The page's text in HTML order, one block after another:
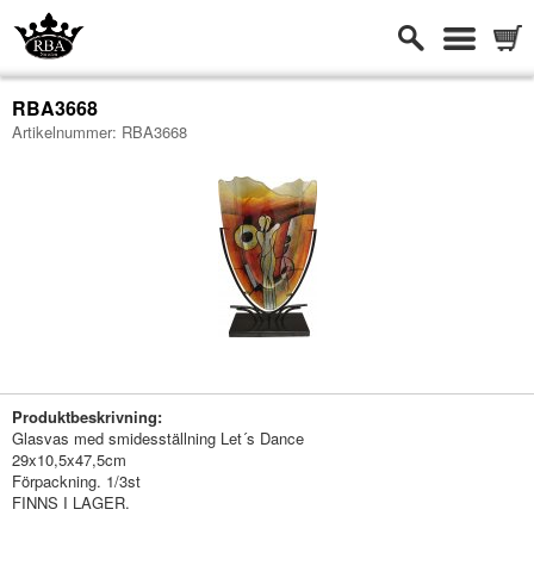
RBA3668
Artikelnummer: RBA3668
Produktbeskrivning:
Glasvas med smidesställning Let´s Dance
29x10,5x47,5cm
Förpackning. 1/3st
FINNS I LAGER.